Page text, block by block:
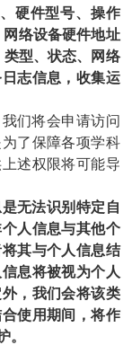
硬件型号、操作
络设备硬件地址
类型、状态、网络
志信息， 收集运
们将会申请访问
了保障各项学科
述权限将可能导
无法识别特定自
人信息与其他个
其与个人信息结
息将被视为个人
，我们会将该类
使用期间，将作
。